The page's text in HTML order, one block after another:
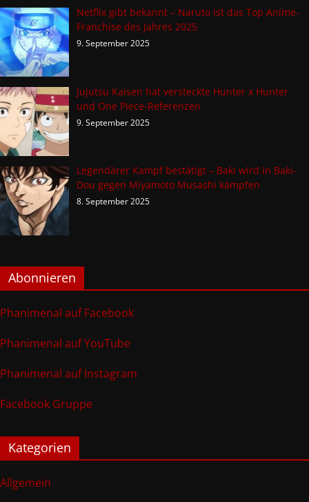
Netflix gibt bekannt – Naruto ist das Top Anime-
Franchise des Jahres 2025
9. September 2025
Jujutsu Kaisen hat versteckte Hunter x Hunter
und One Piece-Referenzen
9. September 2025
Legendärer Kampf bestätigt – Baki wird in Baki-
Dou gegen Miyamoto Musashi kämpfen
8. September 2025
Abonnieren
Phanimenal auf Facebook
Phanimenal auf YouTube
Phanimenal auf Instagram
Facebook Gruppe
Kategorien
Allgemein